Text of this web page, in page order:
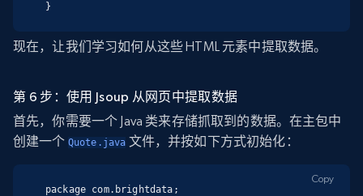
}
现在，让我们学习如何从这些 HTML 元素中提取数据。
第 6 步：使用 Jsoup 从网页中提取数据
首先，你需要一个 Java 类来存储抓取到的数据。在主包中
创建一个 Quote.java 文件，并按如下方式初始化：
package com.brightdata;
Copy